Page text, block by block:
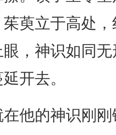
萸立于高处
，神识如同
开去。
的神识刚刚